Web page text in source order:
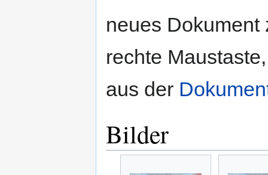
neues Dokument
rechte
aus der
Bilder